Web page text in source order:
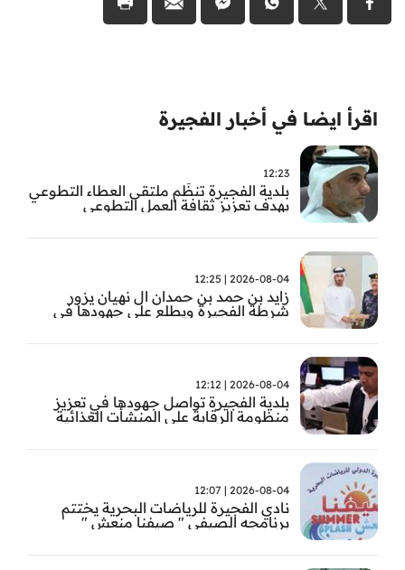
اقرأ ايضا في أخبار الفجيرة
12:23
بلدية الفجيرة تنظّم ملتقى العطاء التطوعي
بهدف تعزيز ثقافة العمل التطوعي
2026-08-04 | 12:25
زايد بن حمد بن حمدان ال نهيان يزور
شرطة الفجيرة ويطلع على جهودها في
2026-08-04 | 12:12
بلدية الفجيرة تواصل جهودها في تعزيز
منظومة الرقابة على المنشأت الغذائية
2026-08-04 | 12:07
نادي الفجيرة للرياضات البحرية يختتم
برنامجه الصيفي " صيفنا منعش "